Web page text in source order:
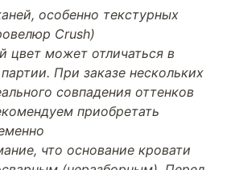
особенно текстурных
Crush)
цвет может отличаться в
При заказе нескольких
совпадения оттенков
приобретать
что основание кровати